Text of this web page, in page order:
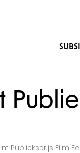
Publieksprijs Film